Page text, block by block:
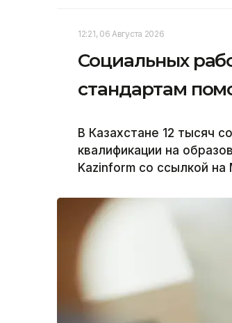
12:21, 06 Августа 2026
Социальных
стандартам
В Казахстане 12 тысяч
квалификации на
Kazinform со ссылкой